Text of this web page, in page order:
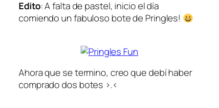
Edito: A falta de pastel, inicio el día
comiendo un fabuloso bote de Pringles!
Ahora que se termino, creo que debí haber
comprado dos botes >.<